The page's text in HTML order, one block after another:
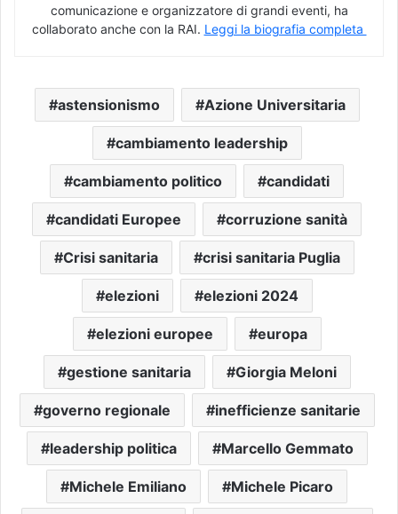
comunicazione e organizzatore di grandi eventi, ha
collaborato anche con la RAI. Leggi la biografia completa
astensionismo Azione Universitaria
cambiamento leadership
cambiamento politico candidati
candidati Europee corruzione sanità
Crisi sanitaria crisi sanitaria Puglia
elezioni elezioni 2024
elezioni europee europa
gestione sanitaria Giorgia Meloni
governo regionale inefficienze sanitarie
leadership politica Marcello Gemmato
Michele Emiliano Michele Picaro